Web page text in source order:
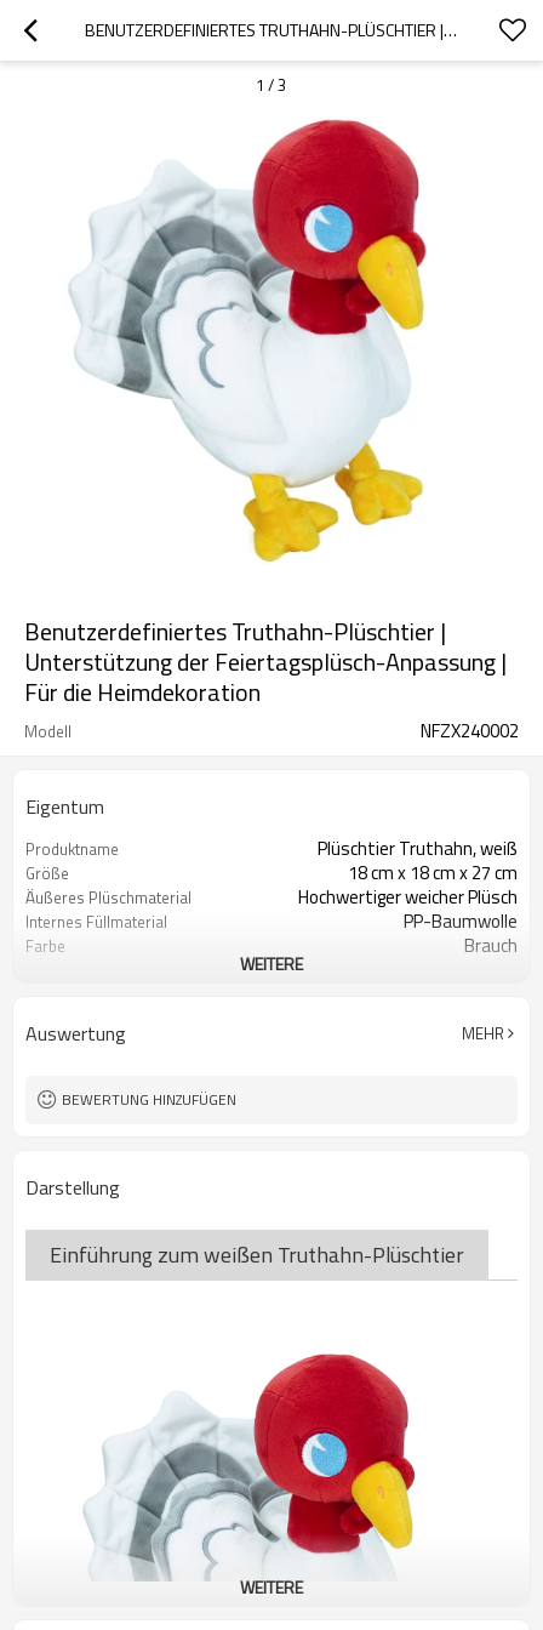
BENUTZERDEFINIERTES TRUTHAHN-PLÜSCHTIER | UNTERSTÜTZUNG DER FEIERTAGSPLÜSCH-ANPASSUNG | FÜR DIE HEIMDEKORATION
1 /3
Benutzerdefiniertes Truthahn-Plüschtier |
Unterstützung der Feiertagsplüsch-Anpassung |
Für die Heimdekoration
Modell NFZX240002
Eigentum
Produktname Plüschtier Truthahn, weiß
Größe 18 cm x 18 cm x 27 cm
Äußeres Plüschmaterial Hochwertiger weicher Plüsch
Internes Füllmaterial PP-Baumwolle
Farbe Brauch
WEITERE
Auswertung MEHR
BEWERTUNG HINZUFÜGEN
Darstellung
Einführung zum weißen Truthahn-Plüschtier
WEITERE